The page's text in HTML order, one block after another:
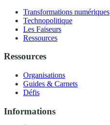
Transformations numériques
Technopolitique
Les Faiseurs
Ressources
Ressources
Organisations
Guides & Carnets
Défis
Informations